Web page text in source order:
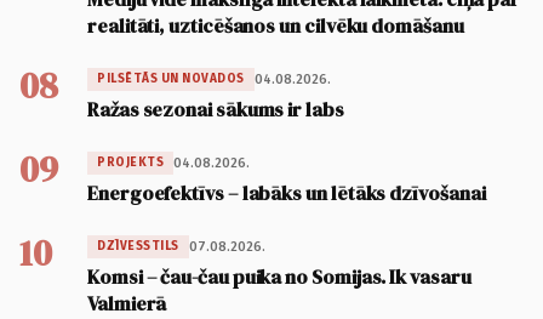
realitāti, uzticēšanos un cilvēku domāšanu
08 PILSĒTĀS UN NOVADOS 04.08.2026.
Ražas sezonai sākums ir labs
09 PROJEKTS 04.08.2026.
Energoefektīvs – labāks un lētāks dzīvošanai
10 DZĪVESSTILS 07.08.2026.
Komsi – čau-čau puika no Somijas. Ik vasaru
Valmierā